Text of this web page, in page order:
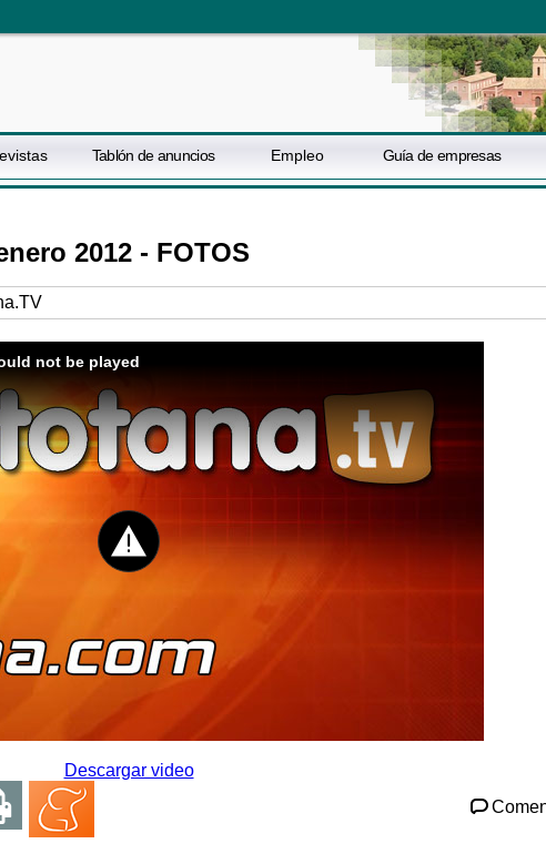
Tablón de anuncios Empleo Guía de empresas
2012 - FOTOS
not be played
Descargar video